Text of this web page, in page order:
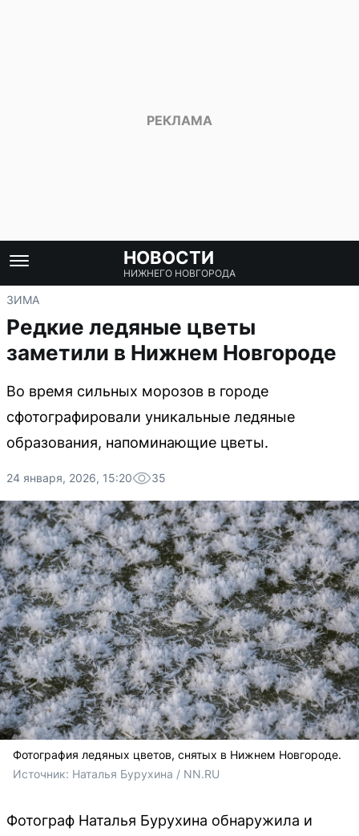
НОВОСТИ
НИЖНЕГО НОВГОРОДА
ЗИМА
Редкие ледяные цветы
заметили в Нижнем Новгороде
Во время сильных морозов в городе
сфотографировали уникальные ледяные
образования, напоминающие цветы.
24 января, 2026, 15:20 35
Фотография ледяных цветов, снятых в Нижнем Новгороде.
Источник: Наталья Бурухина / NN.RU
Фотограф Наталья Бурухина обнаружила и